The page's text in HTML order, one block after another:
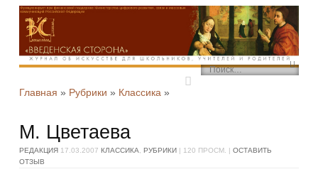
Перейти к содержимому Search
Главная » Рубрики » Классика»
М. Цветаева
РЕДАКЦИЯ 17.03.2007 КЛАССИКА, РУБРИКИ| 120 ПРОСМ. | ОСТАВИТЬ
ОТЗЫВ